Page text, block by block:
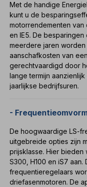
Met de handige
kunt u de
motorrendementen van
en IE5. De
meerdere jaren
aanschafkosten van een
gerechtvaardigd door
lange termijn
jaarlijkse bedrijfsuren.
-
De hoogwaardige LS-
uitgebreide opties zijn
prijsklasse. Hier bieden
S300, H100 en iS7 aan.
frequentieregelaars
driefasenmotoren. De